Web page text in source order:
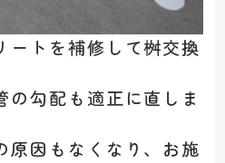
ートを補修して桝交換
勾配も適正に直しま
原因もなくなり、お施